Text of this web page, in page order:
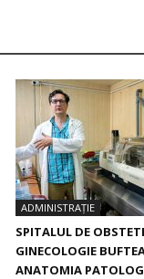
ADMINISTRAȚIE
SPITALUL DE
GINECOLOGIE
ANATOMIA